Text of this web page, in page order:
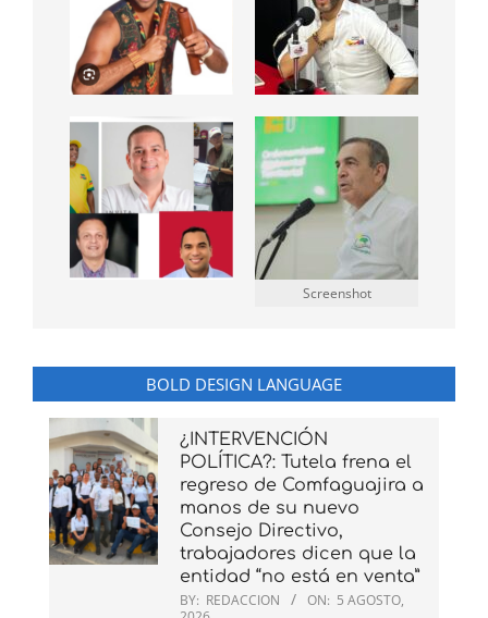
Screenshot
BOLD DESIGN LANGUAGE
¿INTERVENCIÓN
POLÍTICA?: Tutela frena el
regreso de Comfaguajira a
manos de su nuevo
Consejo Directivo,
trabajadores dicen que la
entidad “no está en venta”
BY: REDACCION ON: 5 AGOSTO,